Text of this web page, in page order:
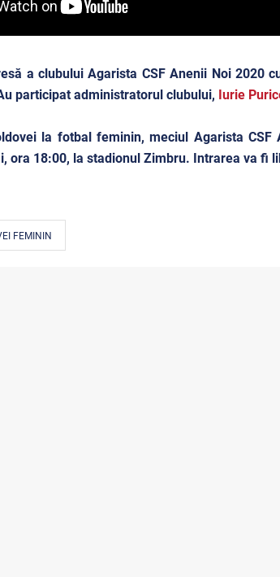
a clubului Agarista CSF Anenii Noi 2020
participat administratorul clubului, Iurie
la fotbal feminin, meciul Agarista
ora 18:00, la stadionul Zimbru. Intrarea va fi
FEMININ